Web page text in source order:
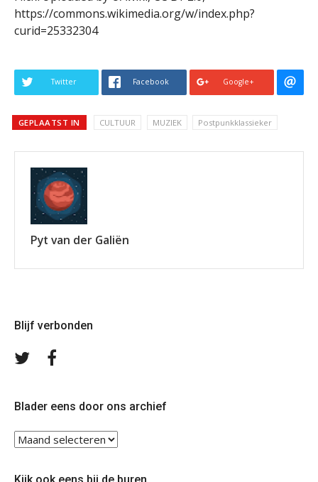
https://commons.wikimedia.org/w/index.php?
curid=25332304
Twitter Facebook Google+
GEPLAATST IN CULTUUR MUZIEK Postpunkklassieker
Pyt van der Galiën
Blijf verbonden
Volg
Blader eens door ons archief
Blader
eens